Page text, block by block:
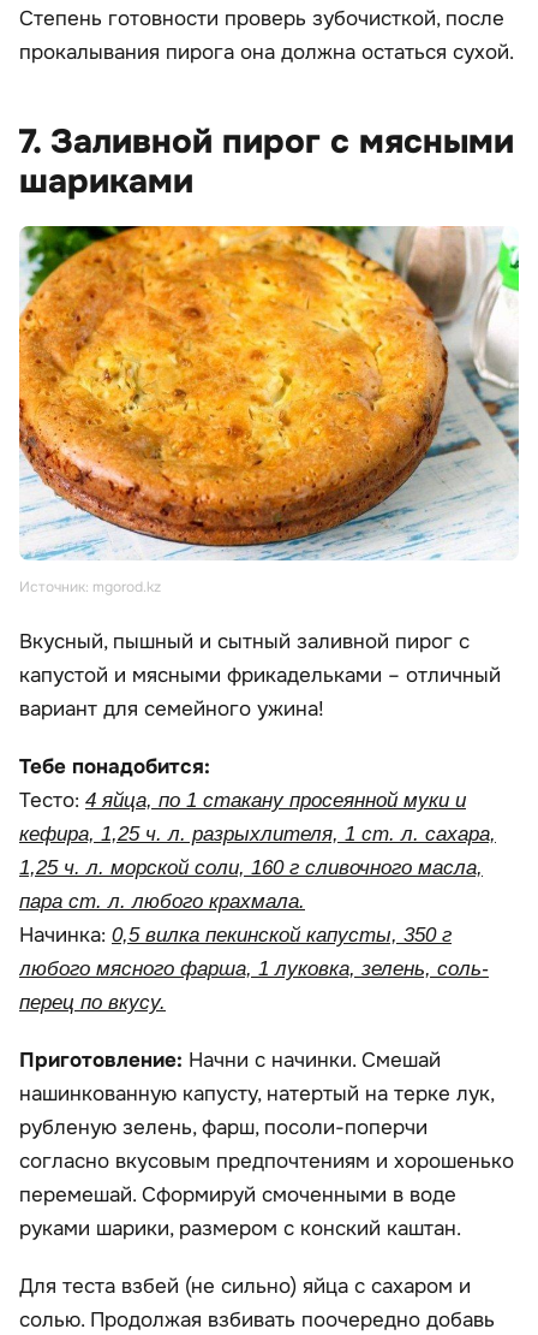
Степень готовности проверь зубочисткой, после
прокалывания пирога она должна остаться сухой.
7. Заливной пирог с мясными
шариками
Источник: mgorod.kz
Вкусный, пышный и сытный заливной пирог с
капустой и мясными фрикадельками – отличный
вариант для семейного ужина!
Тебе понадобится:
Тесто: 4 яйца, по 1 стакану просеянной муки и
кефира, 1,25 ч. л. разрыхлителя, 1 ст. л. сахара,
1,25 ч. л. морской соли, 160 г сливочного масла,
пара ст. л. любого крахмала.
Начинка: 0,5 вилка пекинской капусты, 350 г
любого мясного фарша, 1 луковка, зелень, соль-
перец по вкусу.
Приготовление: Начни с начинки. Смешай
нашинкованную капусту, натертый на терке лук,
рубленую зелень, фарш, посоли-поперчи
согласно вкусовым предпочтениям и хорошенько
перемешай. Сформируй смоченными в воде
руками шарики, размером с конский каштан.
Для теста взбей (не сильно) яйца с сахаром и
солью. Продолжая взбивать поочередно добавь